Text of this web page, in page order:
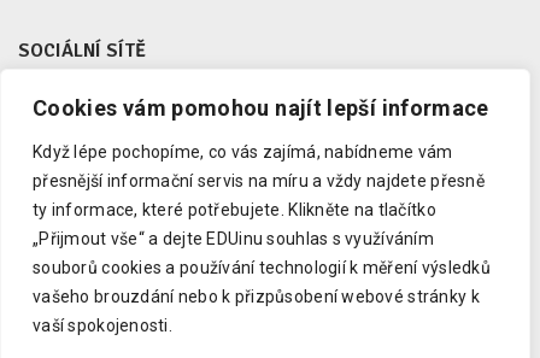
Cookies vám pomohou najít lepší informace
Když lépe pochopíme, co vás zajímá, nabídneme vám
přesnější informační servis na míru a vždy najdete přesně
ty informace, které potřebujete.
Klikněte na tlačítko
„Přijmout vše“ a dejte EDUinu souhlas s využíváním
souborů cookies a používání technologií k měření výsledků
vašeho brouzdání nebo k přizpůsobení webové stránky k
vaší spokojenosti.
SOCIÁLNÍ SÍTĚ
Facebook
Instagram
Youtube
LinkedIn